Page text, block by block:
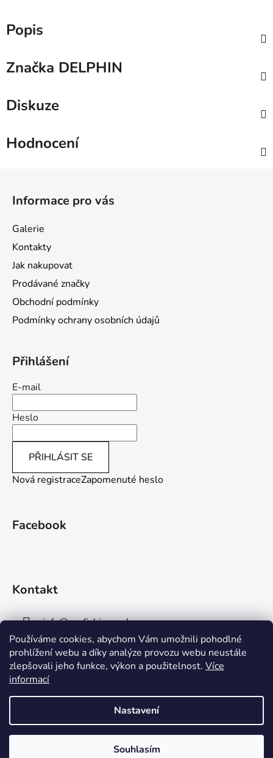
Používáme cookies, abychom Vám umožnili pohodlné
prohlížení webu a díky analýze provozu webu neustále
zlepšovali jeho funkce, výkon a použitelnost. Více
informací
Nastavení
Souhlasím
Popis
Značka DELPHIN
Diskuze
Hodnocení
Informace pro vás
Galerie
Kontakty
Jak nakupovat
Prodávané značky
Obchodní podmínky
Podmínky ochrany osobních údajů
Přihlášení
E-mail
Heslo
PŘIHLÁSIT SE
Nová registraceZapomenuté heslo
Facebook
Kontakt
info@aaafishingpraha.cz
778 011 878
Vytvořil Shoptet
AAA Fishing Praha s.r.o.